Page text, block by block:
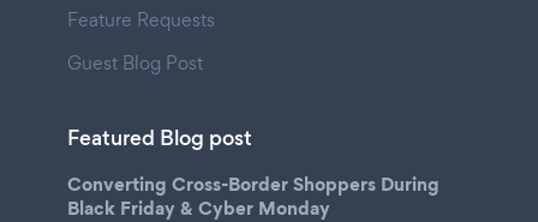
Feature Requests
Guest Blog Post
Featured Blog post
Converting Cross-Border Shoppers During
Black Friday & Cyber Monday